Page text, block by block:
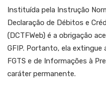
Instituída pela Instrução
Declaração de Débitos e
(DCTFWeb) é a obrigação
GFIP. Portanto, ela extingue
FGTS e de Informações à
caráter permanente.